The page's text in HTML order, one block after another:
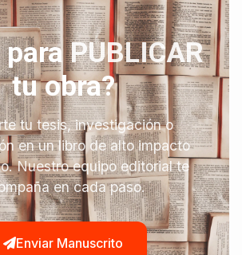
paraPUBLICAR
tu obra?
tu tesis, investigación o
en un libro de alto impacto
Nuestro equipo editorial te
en cada paso.
Enviar Manuscrito